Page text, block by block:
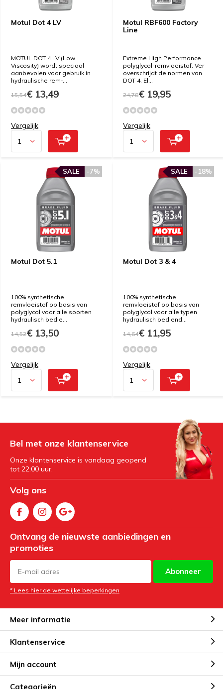
Motul Dot 4 LV
MOTUL DOT 4 LV (Low
Viscosity) wordt speciaal
aanbevolen voor gebruik in
hydraulische rem-...
15,54€ 13,49
Vergelijk
Motul RBF600 Factory
Line
Extreme High Performance
polyglycol-remvloeistof. Ver
overschrijdt de normen van
DOT 4. El...
24,78€ 19,95
Vergelijk
Motul Dot 5.1
-7%
SALE
100% synthetische
remvloeistof op basis van
polyglycol voor alle soorten
hydraulisch bedie...
14,52€ 13,50
Vergelijk
Motul Dot 3 & 4
-18%
SALE
100% synthetische
remvloeistof op basis van
polyglycol voor alle typen
hydraulisch bediend...
14,64€ 11,95
Vergelijk
Bel met onze klantenservice
Onze klantenservice is vandaag geopend
tot 22:00 uur.
Volg ons
Ontvang de nieuwste aanbiedingen en
promoties
Abonneer
* Lees hier de wettelijke beperkingen
Meer informatie
Klantenservice
Mijn account
Categorieën